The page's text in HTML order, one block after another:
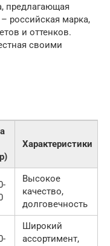
предлагающая
российская марка,
и оттенков.
своими
Характеристики
Высокое
качество,
долговечность
Широкий
ассортимент,